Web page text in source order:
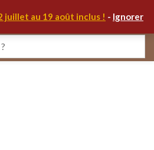
juillet au 19 août inclus ! - Ignorer
vous